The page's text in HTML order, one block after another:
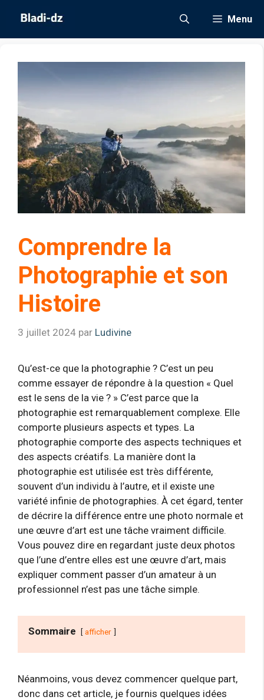
contenu
Menu
Comprendre la
Photographie et son
Histoire
3 juillet 2024 par Ludivine
Qu’est-ce que la photographie ? C’est un peu
comme essayer de répondre à la question « Quel
est le sens de la vie ? » C’est parce que la
photographie est remarquablement complexe. Elle
comporte plusieurs aspects et types. La
photographie comporte des aspects techniques et
des aspects créatifs. La manière dont la
photographie est utilisée est très différente,
souvent d’un individu à l’autre, et il existe une
variété infinie de photographies. À cet égard, tenter
de décrire la différence entre une photo normale et
une œuvre d’art est une tâche vraiment difficile.
Vous pouvez dire en regardant juste deux photos
que l’une d’entre elles est une œuvre d’art, mais
expliquer comment passer d’un amateur à un
professionnel n’est pas une tâche simple.
Sommaire afficher
Néanmoins, vous devez commencer quelque part,
donc dans cet article, je fournis quelques idées